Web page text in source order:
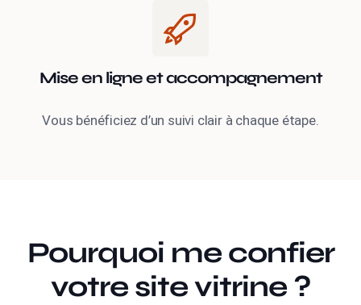
Mise en ligne et accompagnement
Vous bénéficiez d’un suivi clair à chaque étape.
Pourquoi me confier
votre site vitrine ?